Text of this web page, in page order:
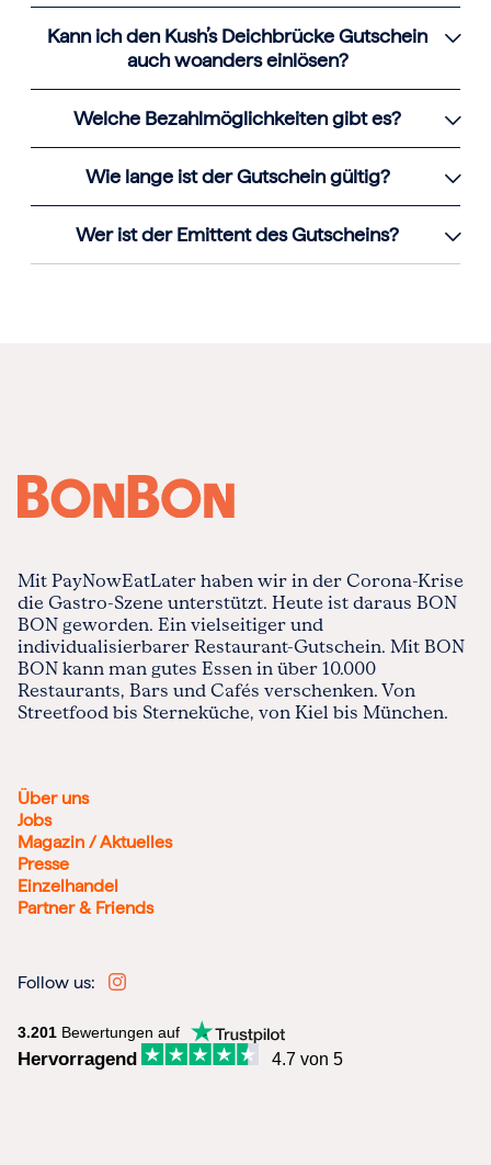
Kann ich den Kush’s Deichbrücke Gutschein
auch woanders einlösen?
Welche Bezahlmöglichkeiten gibt es?
Wie lange ist der Gutschein gültig?
Wer ist der Emittent des Gutscheins?
Mit PayNowEatLater haben wir in der Corona-Krise
die Gastro-Szene unterstützt. Heute ist daraus BON
BON geworden. Ein vielseitiger und
individualisierbarer Restaurant-Gutschein. Mit BON
BON kann man gutes Essen in über 10.000
Restaurants, Bars und Cafés verschenken. Von
Streetfood bis Sterneküche, von Kiel bis München.
Über uns
Jobs
Magazin / Aktuelles
Presse
Einzelhandel
Partner & Friends
Follow us:
3.201 Bewertungen auf
Hervorragend 4.7 von 5